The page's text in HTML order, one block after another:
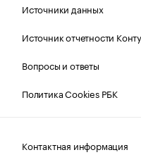
Источники данных
Источник отчетности
Вопросы и ответы
Политика Cookies РБК
Контактная информация